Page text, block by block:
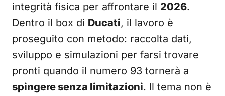
integrità fisica per affrontare il 2026.
Dentro il box di Ducati, il lavoro è
proseguito con metodo: raccolta dati,
sviluppo e simulazioni per farsi trovare
pronti quando il numero 93 tornerà a
spingere senza limitazioni. Il tema non è